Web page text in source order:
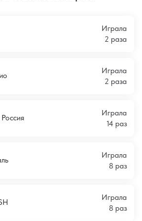
Играла
2 раза
Играла
2 раза
Играла
14 раз
Играла
8 раз
Играла
8 раз